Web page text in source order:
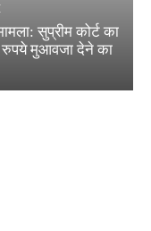
सुप्रीम कोर्ट का
रुपये मुआवजा देने का